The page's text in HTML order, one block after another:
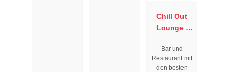
Chill Out
Lounge I
Wien
Bar und
Restaurant mit
den besten